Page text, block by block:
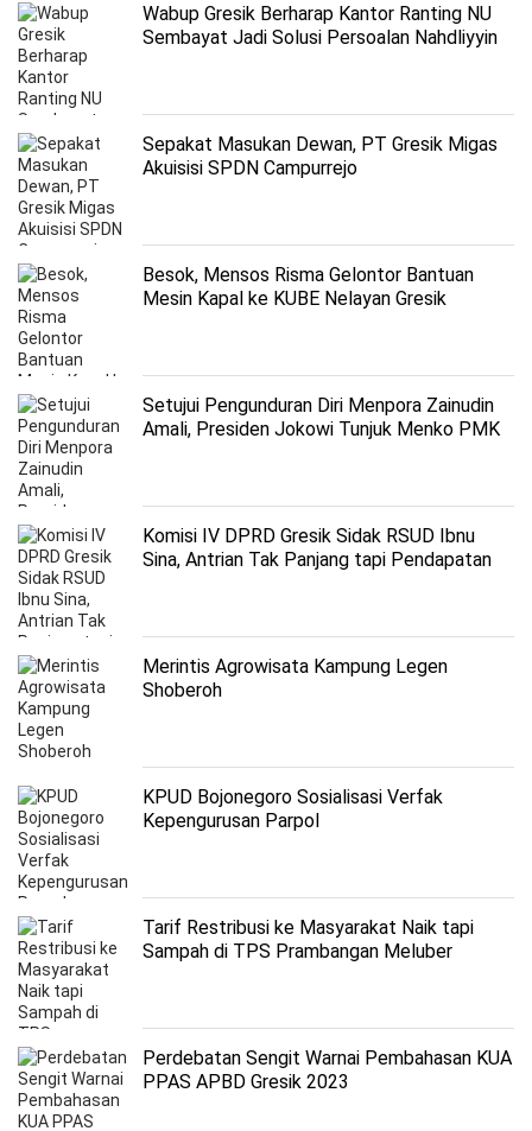
Wabup Gresik Berharap Kantor Ranting NU
Sembayat Jadi Solusi Persoalan Nahdliyyin
Sepakat Masukan Dewan, PT Gresik Migas
Akuisisi SPDN Campurrejo
Besok, Mensos Risma Gelontor Bantuan
Mesin Kapal ke KUBE Nelayan Gresik
Setujui Pengunduran Diri Menpora Zainudin
Amali, Presiden Jokowi Tunjuk Menko PMK
Komisi IV DPRD Gresik Sidak RSUD Ibnu
Sina, Antrian Tak Panjang tapi Pendapatan
Merintis Agrowisata Kampung Legen
Shoberoh
KPUD Bojonegoro Sosialisasi Verfak
Kepengurusan Parpol
Tarif Restribusi ke Masyarakat Naik tapi
Sampah di TPS Prambangan Meluber
Perdebatan Sengit Warnai Pembahasan KUA
PPAS APBD Gresik 2023